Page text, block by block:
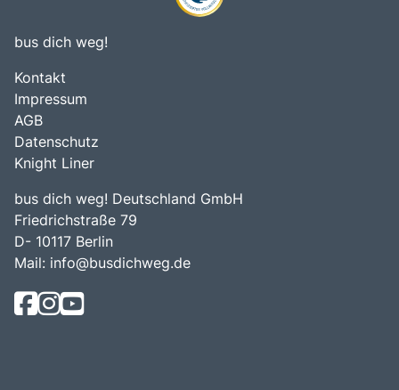
bus dich weg!
Kontakt
Impressum
AGB
Datenschutz
Knight Liner
bus dich weg! Deutschland GmbH
Friedrichstraße 79
D- 10117 Berlin
Mail: info@busdichweg.de